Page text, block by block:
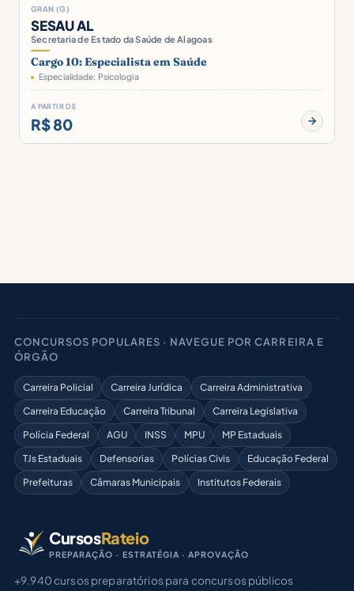
GRAN (G)
SESAU AL
Secretaria de Estado da Saúde de Alagoas
Cargo 10: Especialista em Saúde
Especialidade: Psicologia
A PARTIR DE
R$ 80
CONCURSOS POPULARES · NAVEGUE POR CARREIRA E
ÓRGÃO
Carreira Policial Carreira Jurídica
Carreira Administrativa
Carreira Educação
Carreira Tribunal
Carreira Legislativa
Polícia Federal
AGU INSS MPU
MP Estaduais
TJs Estaduais
Defensorias Polícias Civis
Educação Federal
Prefeituras
Câmaras Municipais Institutos Federais
CursosRateio
PREPARAÇÃO · ESTRATÉGIA · APROVAÇÃO
+9.940 cursos preparatórios para concursos públicos